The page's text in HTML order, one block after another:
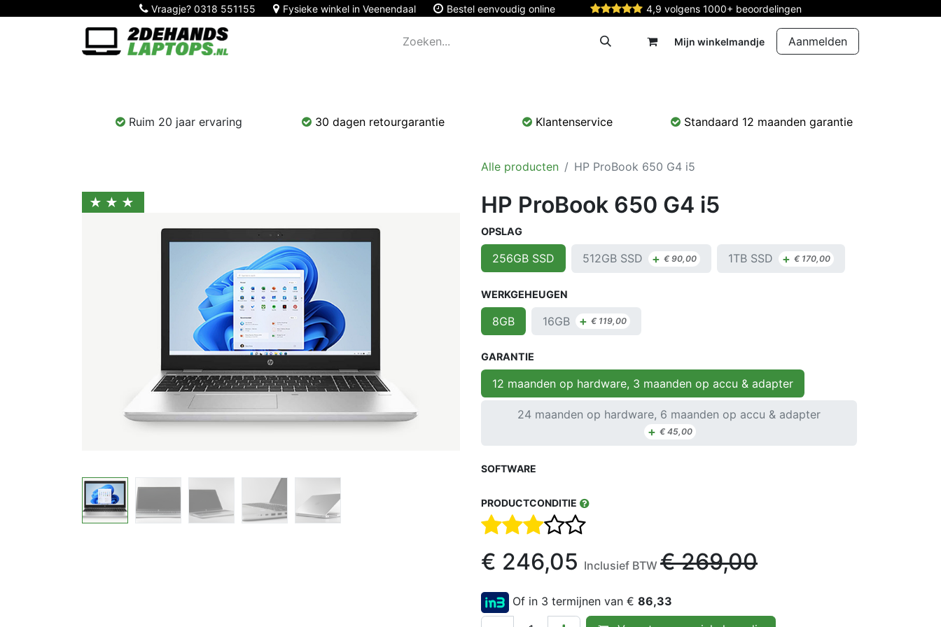
Vraagje? 0318 551155 Fysieke winkel in Veenendaal Bestel eenvoudig online 4,9 volgens 1000+ beoordelingen
Mijn winkelmandje Aanmelden
Ruim 20 jaar ervaring 30 dagen retourgarantie Klantenservice Standaard 12 maanden garantie
Alle producten HP ProBook 650 G4 i5
★★★ HP ProBook 650 G4 i5
OPSLAG
256GB SSD 512GB SSD + €90,00 1TB SSD + € 170,00
WERKGEHEUGEN
8GB 16GB + € 119,00
GARANTIE
12 maanden op hardware, 3 maanden op accu & adapter
24 maanden op hardware, 6 maanden op accu & adapter
+ € 45,00
SOFTWARE
PRODUCTCONDITIE
€ 246,05 Inclusief BTW €269,00
Of in 3 termijnen van € 86,33